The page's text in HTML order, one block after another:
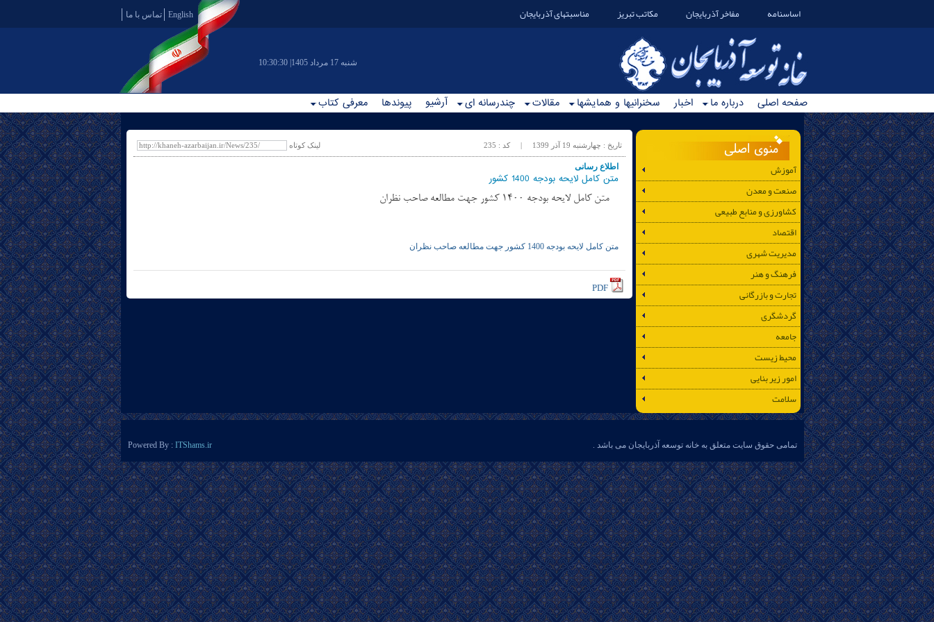
اساسنامه مفاخر آذربایجان مکاتب تبریز مناسبتهای آذربایجان English تماس با ما
10:30:31 |شنبه 17 مرداد 1405
صفحه اصلی درباره ما اخبار سخنرانیها و همایشها مقالات چندرسانه ای آرشیو پیوندها معرفی کتاب
منوی اصلی
آموزش
صنعت و معدن
کشاورزی و منابع طبیعی
اقتصاد
مدیریت شهری
فرهنگ و هنر
تجارت و بازرگانی
گردشگری
جامعه
محیط زیست
امور زیر بنایی
سلامت
تاریخ : چهارشنبه 19 آذر 1399 | کد : 235 لینک کوتاه
اطلاع رسانی
متن کامل لایحه بودجه 1400 کشور
متن کامل لایحه بودجه 1400 کشور جهت مطالعه صاحب نظران
متن کامل لایحه بودجه 1400 کشور جهت مطالعه صاحب نظران
PDF
تمامی حقوق سایت متعلق به خانه توسعه آذربایجان می باشد . Powered By : ITShams.ir